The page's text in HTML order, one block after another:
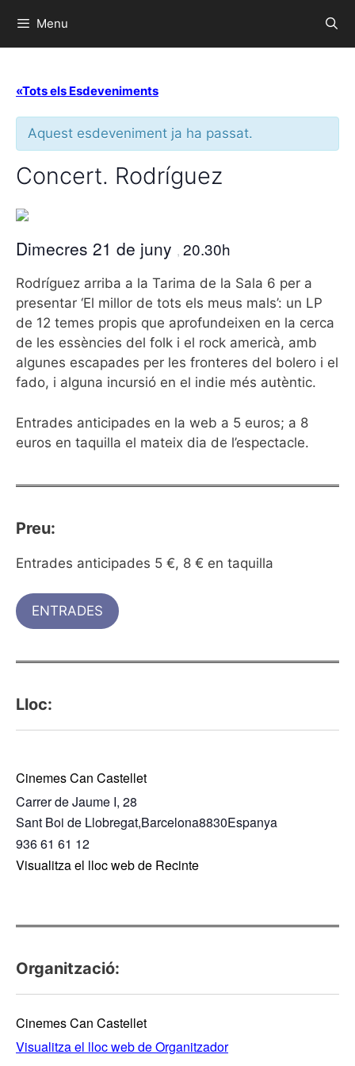
Menu
«Tots els Esdeveniments
Aquest esdeveniment ja ha passat.
Concert. Rodríguez
Dimecres 21 de juny , 20.30h
Rodríguez arriba a la Tarima de la Sala 6 per a
presentar ‘El millor de tots els meus mals’: un LP
de 12 temes propis que aprofundeixen en la cerca
de les essències del folk i el rock americà, amb
algunes escapades per les fronteres del bolero i el
fado, i alguna incursió en el indie més autèntic.
Entrades anticipades en la web a 5 euros; a 8
euros en taquilla el mateix dia de l’espectacle.
Preu:
Entrades anticipades 5 €, 8 € en taquilla
ENTRADES
Lloc:
Cinemes Can Castellet
Carrer de Jaume I, 28
Sant Boi de Llobregat,Barcelona8830Espanya
936 61 61 12
Visualitza el lloc web de Recinte
Organització:
Cinemes Can Castellet
Visualitza el lloc web de Organitzador